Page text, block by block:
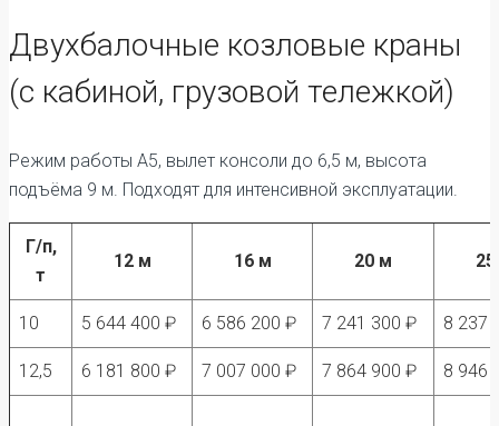
Двухбалочные козловые краны
(с кабиной, грузовой тележкой)
Режим работы А5, вылет консоли до 6,5 м, высота
подъёма 9 м. Подходят для интенсивной эксплуатации.
Г/п,
т
12 м 16 м 20 м
10 5 644 400 ₽ 6 586 200 ₽ 7 241 300 ₽ 8 237
12,5 6 181 800 ₽ 7 007 000 ₽ 7 864 900 ₽ 8 946